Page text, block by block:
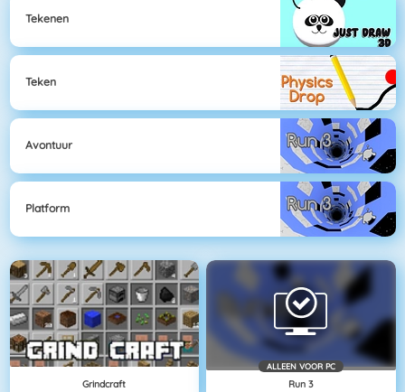
Tekenen
Teken
Avontuur
Platform
Grindcraft
ALLEEN VOOR PC
Run 3